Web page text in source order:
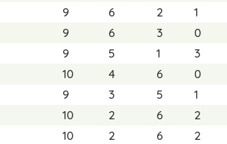
9 6 2 1
9 6 3 0
9 5 1 3
10 4 6 0
9 3 5 1
10 2 6 2
10 2 6 2